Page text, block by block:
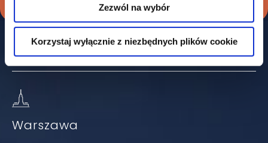
Zezwól na wybór
Korzystaj wyłącznie z niezbędnych plików cookie
Nasze biura
Warszawa